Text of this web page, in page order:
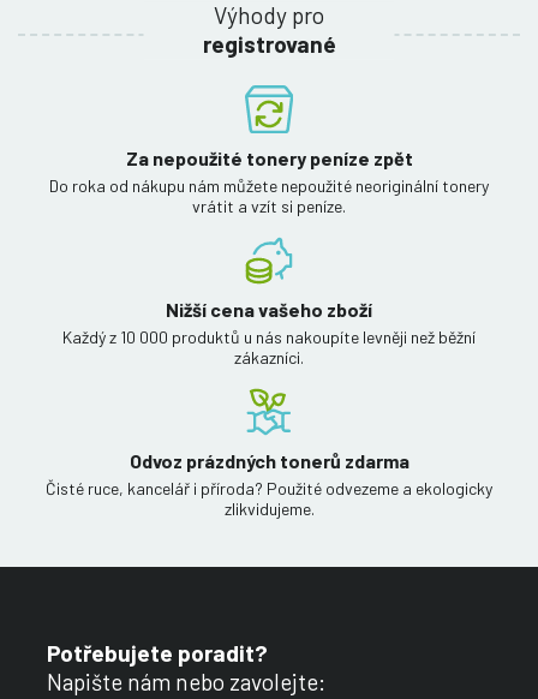
Výhody pro
registrované
Za nepoužité tonery peníze zpět
Do roka od nákupu nám můžete nepoužité neoriginální tonery
vrátit a vzít si peníze.
Nižší cena vašeho zboží
Každý z 10 000 produktů u nás nakoupíte levněji než běžní
zákazníci.
Odvoz prázdných tonerů zdarma
Čisté ruce, kancelář i příroda? Použité odvezeme a ekologicky
zlikvidujeme.
Potřebujete poradit?
Napište nám nebo zavolejte: